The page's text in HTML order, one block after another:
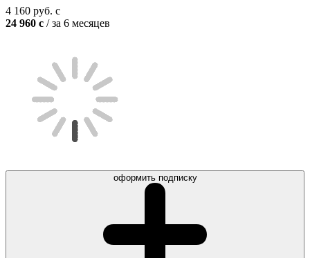
4 160 руб. c
24 960 c / за 6 месяцев
оформить подписку